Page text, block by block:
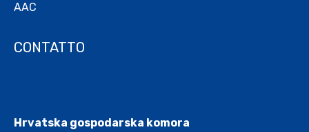
AAC
CONTATTO
Hrvatska gospodarska komora